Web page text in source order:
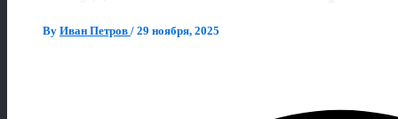
By Иван Петров / 29 ноября, 2025